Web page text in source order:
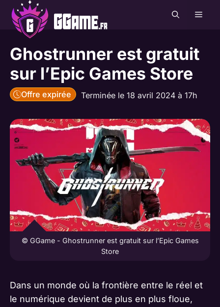
Aller
contenu
Ghostrunner est gratuit
sur l’Epic Games Store
Offre expirée Terminée le 18 avril 2024 à 17h
© GGame - Ghostrunner est gratuit sur l’Epic Games
Store
Dans un monde où la frontière entre le réel et
le numérique devient de plus en plus floue,